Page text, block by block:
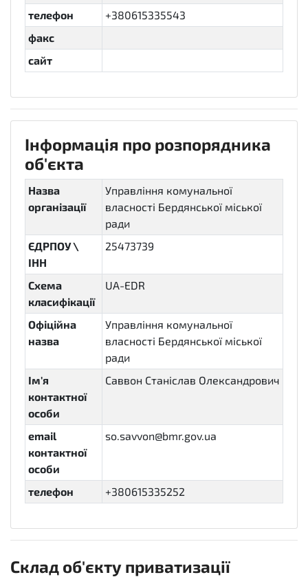
телефон
+380615335543
факс
сайт
Інформація про розпорядника
об'єкта
Назва
організації
Управління комунальної
власності Бердянської міської
ради
ЄДРПОУ \
ІНН
25473739
Схема
класифікації
UA-EDR
Офіційна
назва
Управління комунальної
власності Бердянської міської
ради
Ім'я
контактної
особи
Саввон Станіслав Олександрович
email
контактної
особи
so.savvon@bmr.gov.ua
телефон +380615335252
Склад об'єкту приватизації